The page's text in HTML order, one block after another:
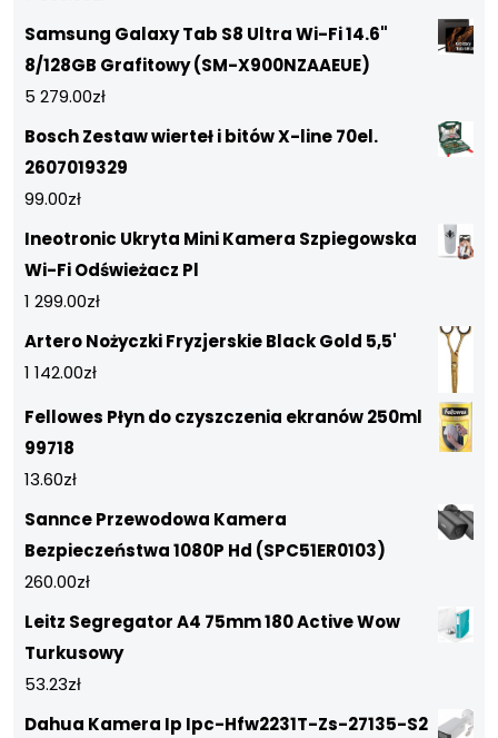
Samsung Galaxy Tab S8 Ultra Wi-Fi 14.6"
8/128GB Grafitowy (SM-X900NZAAEUE)
5 279.00zł
Bosch Zestaw wierteł i bitów X-line 70el.
2607019329
99.00zł
Ineotronic Ukryta Mini Kamera Szpiegowska
Wi-Fi Odświeżacz Pl
1 299.00zł
Artero Nożyczki Fryzjerskie Black Gold 5,5'
1 142.00zł
Fellowes Płyn do czyszczenia ekranów 250ml
99718
13.60zł
Sannce Przewodowa Kamera
Bezpieczeństwa 1080P Hd (SPC51ER0103)
260.00zł
Leitz Segregator A4 75mm 180 Active Wow
Turkusowy
53.23zł
Dahua Kamera Ip Ipc-Hfw2231T-Zs-27135-S2